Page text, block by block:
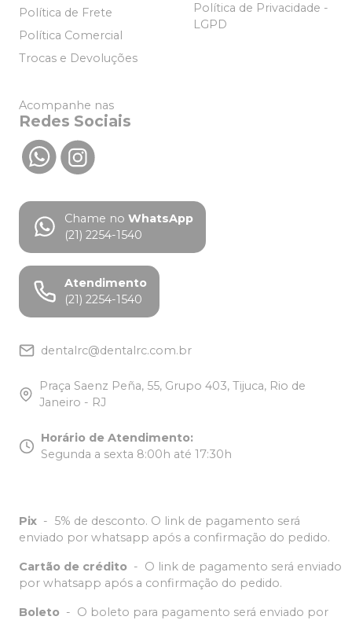
Política de Frete
Política Comercial
Trocas e Devoluções
Política de Privacidade -
LGPD
Acompanhe nas
Redes Sociais
Chame no WhatsApp
(21) 2254-1540
Atendimento
(21) 2254-1540
dentalrc@dentalrc.com.br
Praça Saenz Peña, 55, Grupo 403, Tijuca, Rio de
Janeiro - RJ
Horário de Atendimento:
Segunda a sexta 8:00h até 17:30h
Pix - 5% de desconto. O link de pagamento será
enviado por whatsapp após a confirmação do pedido.
Cartão de crédito - O link de pagamento será enviado
por whatsapp após a confirmação do pedido.
Boleto - O boleto para pagamento será enviado por